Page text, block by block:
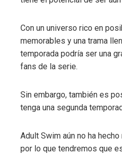
Con un universo rico en
memorables y una trama
temporada podría ser una
fans de la serie.
Sin embargo, también es
tenga una segunda
Adult Swim aún no ha
por lo que tendremos que